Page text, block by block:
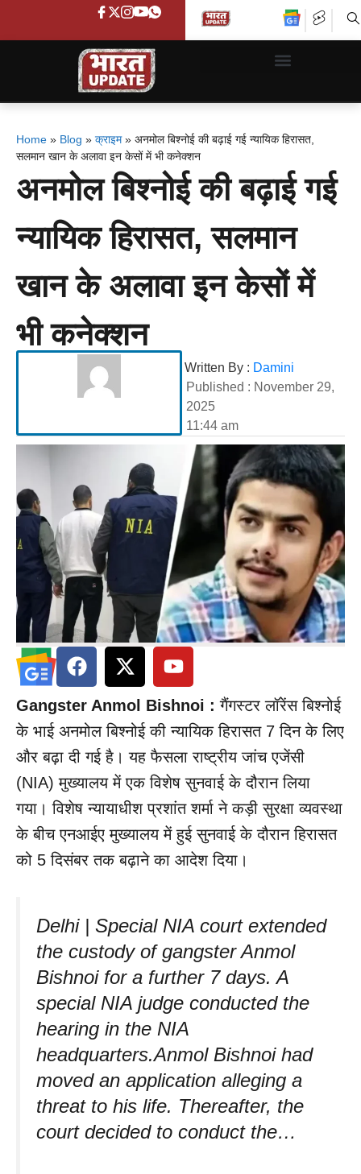
Home » Blog » क्राइम» अनमोल बिश्नोई की बढ़ाई गई न्यायिक हिरासत,
सलमान खान के अलावा इन केसों में भी कनेक्शन
अनमोल बिश्नोई की बढ़ाई गई
न्यायिक हिरासत, सलमान
खान के अलावा इन केसों में
भी कनेक्शन
Written By : Damini
Published : November 29,
2025
11:44 am
Gangster Anmol Bishnoi : गैंगस्टर लॉरेंस बिश्नोई
के भाई अनमोल बिश्नोई की न्यायिक हिरासत 7 दिन के लिए
और बढ़ा दी गई है। यह फैसला राष्ट्रीय जांच एजेंसी
(NIA) मुख्यालय में एक विशेष सुनवाई के दौरान लिया
गया। विशेष न्यायाधीश प्रशांत शर्मा ने कड़ी सुरक्षा व्यवस्था
के बीच एनआईए मुख्यालय में हुई सुनवाई के दौरान हिरासत
को 5 दिसंबर तक बढ़ाने का आदेश दिया।
Delhi | Special NIA court extended
the custody of gangster Anmol
Bishnoi for a further 7 days. A
special NIA judge conducted the
hearing in the NIA
headquarters.Anmol Bishnoi had
moved an application alleging a
threat to his life. Thereafter, the
court decided to conduct the…